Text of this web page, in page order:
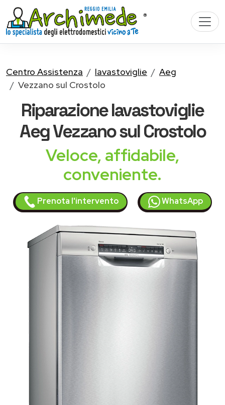
Centro Assistenza lavastoviglie
Aeg
Vezzano sul Crostolo
Riparazionelavastoviglie
AegVezzano sul Crostolo
Veloce, affidabile,
conveniente.
Prenota l'intervento WhatsApp